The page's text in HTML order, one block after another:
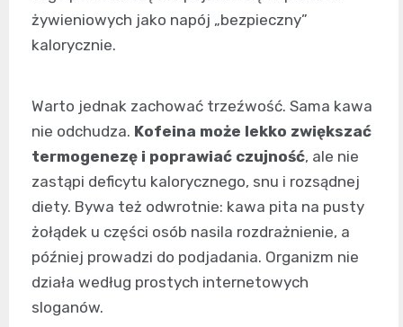
żywieniowych jako napój „bezpieczny”
kalorycznie.
Warto jednak zachować trzeźwość. Sama kawa
nie odchudza. Kofeina może lekko zwiększać
termogenezę i poprawiać czujność, ale nie
zastąpi deficytu kalorycznego, snu i rozsądnej
diety. Bywa też odwrotnie: kawa pita na pusty
żołądek u części osób nasila rozdrażnienie, a
później prowadzi do podjadania. Organizm nie
działa według prostych internetowych
sloganów.